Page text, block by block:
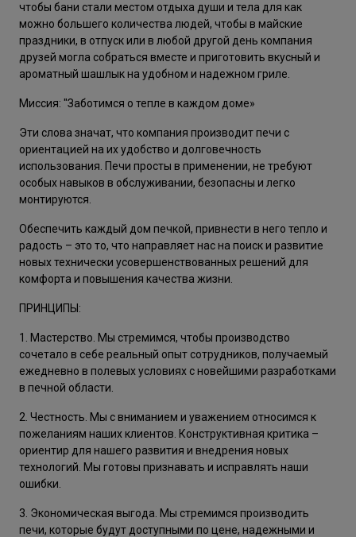
чтобы бани стали местом отдыха души и тела для как
можно большего количества людей, чтобы в майские
праздники, в отпуск или в любой другой день компания
друзей могла собраться вместе и приготовить вкусный и
ароматный шашлык на удобном и надежном гриле.
Миссия: "Заботимся о тепле в каждом доме»
Эти слова значат, что компания производит печи с
ориентацией на их удобство и долговечность
использования. Печи просты в применении, не требуют
особых навыков в обслуживании, безопасны и легко
монтируются.
Обеспечить каждый дом печкой, привнести в него тепло и
радость – это то, что направляет нас на поиск и развитие
новых технически усовершенствованных решений для
комфорта и повышения качества жизни.
ПРИНЦИПЫ:
1. Мастерство. Мы стремимся, чтобы производство
сочетало в себе реальный опыт сотрудников, получаемый
ежедневно в полевых условиях с новейшими разработками
в печной области.
2. Честность. Мы с вниманием и уважением относимся к
пожеланиям наших клиентов. Конструктивная критика –
ориентир для нашего развития и внедрения новых
технологий. Мы готовы признавать и исправлять наши
ошибки.
3. Экономическая выгода. Мы стремимся производить
печи, которые будут доступными по цене, надежными и